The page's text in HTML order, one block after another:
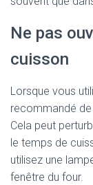
Ne pas
cuisson
Lorsque vous
recommandé
Cela peut
le temps de
utilisez une
fenêtre du four.